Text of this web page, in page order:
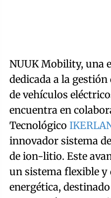
NUUK Mobility, una
dedicada a la
de vehículos
encuentra en
Tecnológico
innovador sistema
de ion-litio. Este
un sistema flexible y
energética,